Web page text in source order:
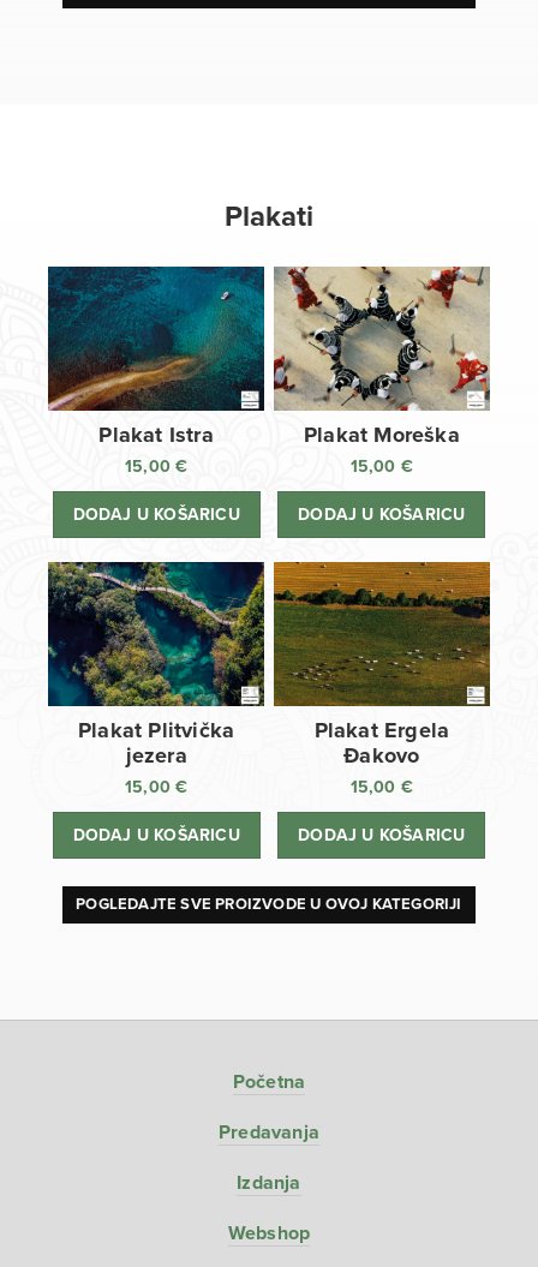
Plakati
Plakat Istra
15,00€
DODAJ U KOŠARICU
Plakat Moreška
15,00 €
DODAJ U KOŠARICU
Plakat Plitvička
jezera
15,00€
DODAJ U KOŠARICU
Plakat Ergela
Đakovo
15,00 €
DODAJ U KOŠARICU
POGLEDAJTE SVE PROIZVODE U OVOJ KATEGORIJI
Početna
Predavanja
Izdanja
Webshop